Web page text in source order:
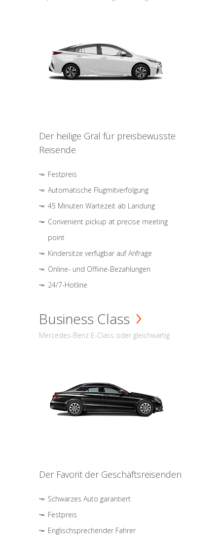
Der heilige Gral für preisbewusste
Reisende
Festpreis
Automatische Flugmitverfolgung
45 Minuten Wartezeit ab Landung
Convenient pickup at precise meeting
point
Kindersitze verfügbar auf Anfrage
Online- und Offline-Bezahlungen
24/7-Hotline
Business Class
Mercedes-Benz E-Class oder gleichwärtig
Der Favorit der Geschäftsreisenden
Schwarzes Auto garantiert
Festpreis
Englischsprechender Fahrer